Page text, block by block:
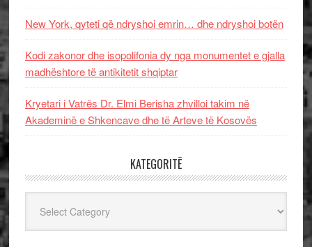
New York, qyteti që ndryshoi emrin… dhe ndryshoi botën
Kodi zakonor dhe isopolifonia dy nga monumentet e gjalla
madhështore të antikitetit shqiptar
Kryetari i Vatrës Dr. Elmi Berisha zhvilloi takim në
Akademinë e Shkencave dhe të Arteve të Kosovës
KATEGORITË